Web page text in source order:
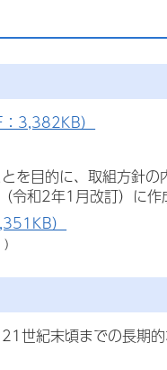
3,382KB）
を目的に、取組方針
和2年1月改訂）に作
）
)
世紀末頃までの長期